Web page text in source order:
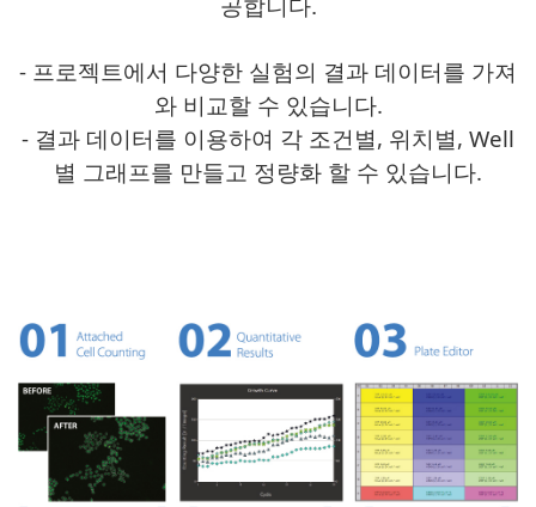
- 프로젝트에서 다양한 실험의 결과 데이터를 가져
와 비교할 수 있습니다.
- 결과 데이터를 이용하여 각 조건별, 위치별, Well
별 그래프를 만들고 정량화 할 수 있습니다.